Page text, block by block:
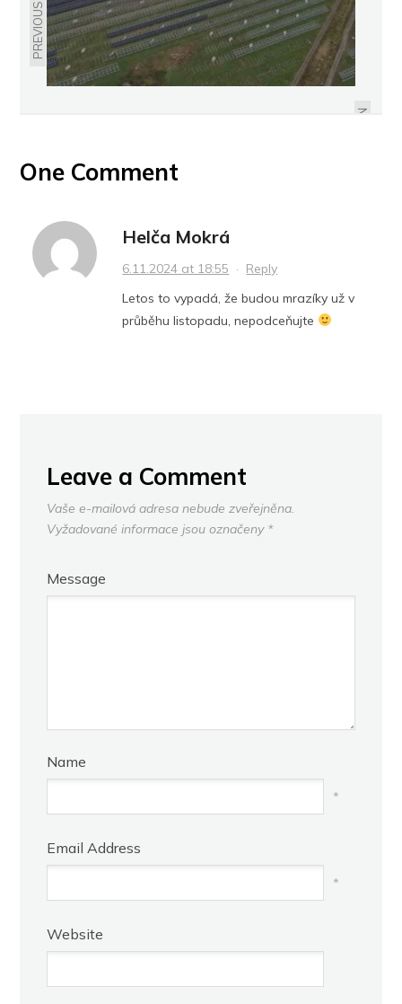
PREVIOUS
NEXT
NEJVĚTRNĚJŠÍM OBDOBÍM ROKU
JE ZIMA. PŘÍCHYTKY TAŠEK UDRŽÍ
One Comment
Helča Mokrá
6.11.2024 at 18:55 · Reply
Letos to vypadá, že budou mrazíky už v
průběhu listopadu, nepodceňujte
Leave a Comment
Vaše e-mailová adresa nebude zveřejněna.
Vyžadované informace jsou označeny *
Message
Name
*
Email Address
*
Website